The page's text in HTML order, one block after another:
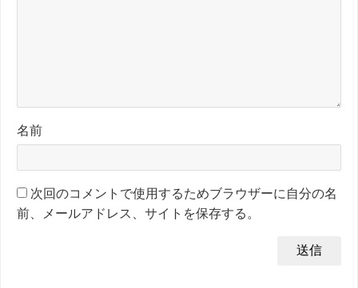
名前
次回のコメントで使用するためブラウザーに自分の名
前、メールアドレス、サイトを保存する。